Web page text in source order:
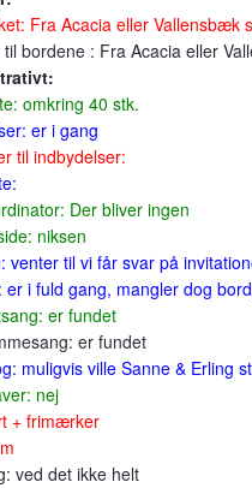
Fra Acacia eller Vallensbæk
til bordene : Fra Acacia eller
omkring 40 stk.
er i gang
til indbydelser:
Der bliver ingen
niksen
venter til vi får svar på
er i fuld gang, mangler dog
er fundet
er fundet
muligvis ville Sanne & Erling
nej
+ frimærker
ved det ikke helt